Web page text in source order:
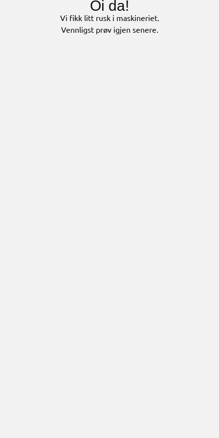
Oi da!
Vi fikk litt rusk i maskineriet.
Vennligst prøv igjen senere.